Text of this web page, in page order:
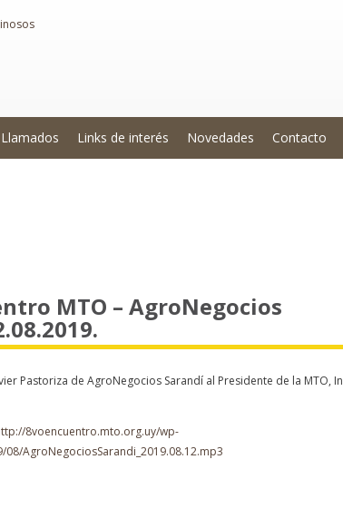
Llamados Links de interés Novedades Contacto
MTO – AgroNegocios
Pastoriza de AgroNegocios Sarandí al Presidente de la MTO,
8voencuentro.mto.org.uy/wp-
AgroNegociosSarandi_2019.08.12.mp3